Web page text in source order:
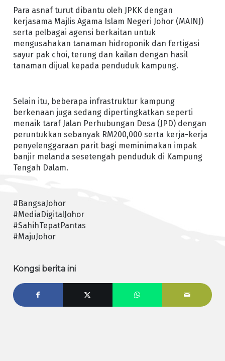
Para asnaf turut dibantu oleh JPKK dengan
kerjasama Majlis Agama Islam Negeri Johor (MAINJ)
serta pelbagai agensi berkaitan untuk
mengusahakan tanaman hidroponik dan fertigasi
sayur pak choi, terung dan kailan dengan hasil
tanaman dijual kepada penduduk kampung.
Selain itu, beberapa infrastruktur kampung
berkenaan juga sedang dipertingkatkan seperti
menaik taraf Jalan Perhubungan Desa (JPD) dengan
peruntukkan sebanyak RM200,000 serta kerja-kerja
penyelenggaraan parit bagi meminimakan impak
banjir melanda sesetengah penduduk di Kampung
Tengah Dalam.
#BangsaJohor
#MediaDigitalJohor
#SahihTepatPantas
#MajuJohor
Kongsi berita ini